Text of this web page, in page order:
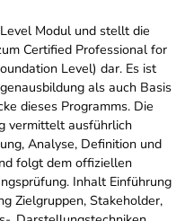
Modul und stellt die
Certified Professional for
Level) dar. Es ist
als auch Basis
dieses Programms. Die
vermittelt ausführlich
Analyse, Definition und
folgt dem offiziellen
Inhalt Einführung
Zielgruppen, Stakeholder,